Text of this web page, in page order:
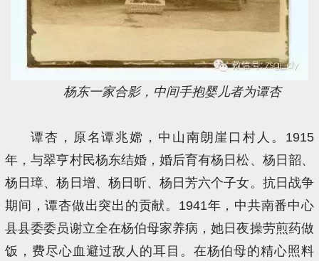
杨东一家合影，中间手抱婴儿者为谭杏
谭杏，原名谭兆嫦，中山南朗崖口村人。1915
年，与翠亨村民杨东结婚，婚后育有杨日松、杨日韶、
杨日璋、杨日增、杨日昕、杨日芳六个子女。抗日战争
期间，谭杏做出突出的贡献。1941年，中共南番中心
县县委委员谢立全在杨伯母家养病，她日夜操劳煎药做
饭，费尽心血避过敌人的耳目。在杨伯母的精心照料